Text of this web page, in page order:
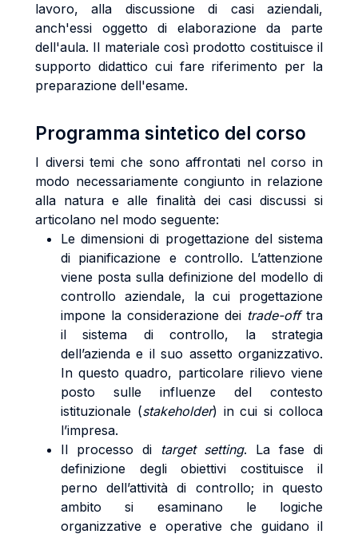
lavoro, alla discussione di casi aziendali,
anch'essi oggetto di elaborazione da parte
dell'aula. Il materiale così prodotto costituisce il
supporto didattico cui fare riferimento per la
preparazione dell'esame.
Programma sintetico del corso
I diversi temi che sono affrontati nel corso in
modo necessariamente congiunto in relazione
alla natura e alle finalità dei casi discussi si
articolano nel modo seguente:
Le dimensioni di progettazione del sistema
di pianificazione e controllo. L’attenzione
viene posta sulla definizione del modello di
controllo aziendale, la cui progettazione
impone la considerazione dei trade-off tra
il sistema di controllo, la strategia
dell’azienda e il suo assetto organizzativo.
In questo quadro, particolare rilievo viene
posto sulle influenze del contesto
istituzionale (stakeholder) in cui si colloca
l’impresa.
Il processo di
target setting. La fase di
definizione degli obiettivi costituisce il
perno dell’attività di controllo; in questo
ambito si esaminano le logiche
organizzative e operative che guidano il